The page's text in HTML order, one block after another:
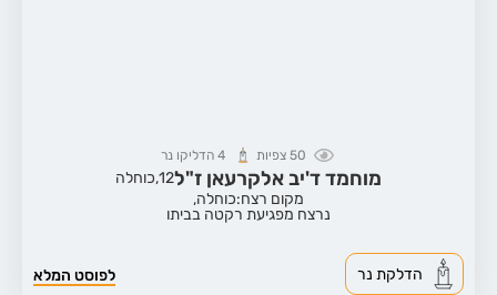
50 צפיות 4 הדליקו נר
מוחמד ד'יב אלקרעאן ז"ל12, כוחלה
מקום רצח:כוחלה,
נרצח מפגיעת רקטה בביתו
לפוסט המלא הדלקת נר